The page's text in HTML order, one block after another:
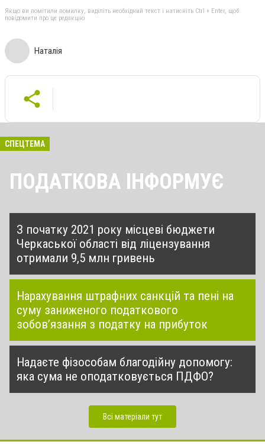
Якщо ви помітили помилку, виділіть необхідний текст і натисніть Ctrl + Enter, щоб
повідомити про це редакцію
Наталія
СПЕЦТЕМА
ПОДАТКОВА ІНФОРМУЄ
З початку 2021 року місцеві бюджети
Черкаської області від ліцензування
отримали 9,5 млн гривень
Нарахування штрафних санкцій та пені на
суму заниженого податкового
зобов’язання з податку на прибуток
Надаєте фізособам благодійну допомогу:
яка сума не оподатковується ПДФО?
Всі матеріали тут